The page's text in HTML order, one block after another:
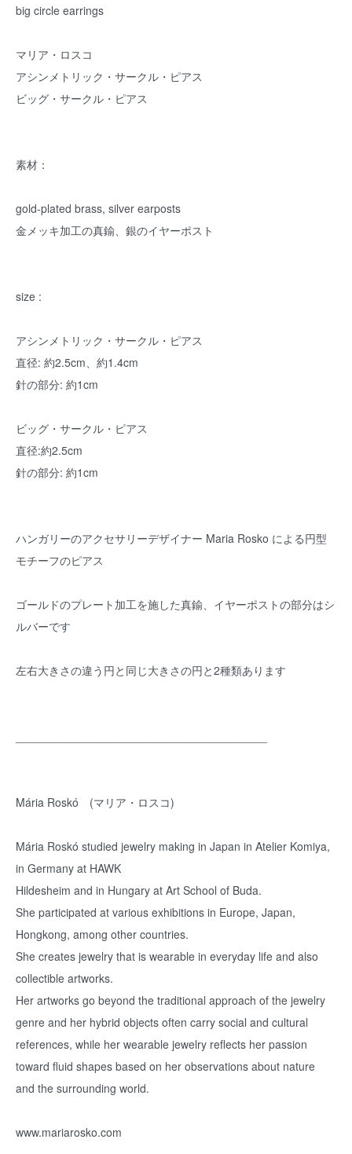
big circle earrings
マリア・ロスコ
アシンメトリック・サークル・ピアス
ビッグ・サークル・ピアス
素材：
gold-plated brass, silver earposts
金メッキ加工の真鍮、銀のイヤーポスト
size :
アシンメトリック・サークル・ピアス
直径: 約2.5cm、約1.4cm
針の部分: 約1cm
ビッグ・サークル・ピアス
直径:約2.5cm
針の部分: 約1cm
ハンガリーのアクセサリーデザイナー Maria Rosko による円型
モチーフのピアス
ゴールドのプレート加工を施した真鍮、イヤーポストの部分はシ
ルバーです
左右大きさの違う円と同じ大きさの円と2種類あります
Mária Roskó (マリア・ロスコ)
Mária Roskó studied jewelry making in Japan in Atelier Komiya,
in Germany at HAWK
Hildesheim and in Hungary at Art School of Buda.
She participated at various exhibitions in Europe, Japan,
Hongkong, among other countries.
She creates jewelry that is wearable in everyday life and also
collectible artworks.
Her artworks go beyond the traditional approach of the jewelry
genre and her hybrid objects often carry social and cultural
references, while her wearable jewelry reflects her passion
toward fluid shapes based on her observations about nature
and the surrounding world.
www.mariarosko.com